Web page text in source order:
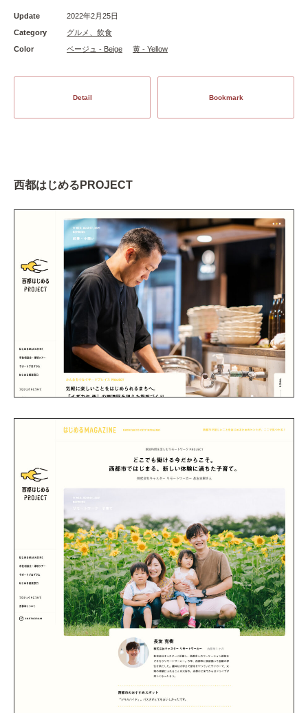
Update
2022年2月25日
Category
グルメ、飲食
Color
ベージュ - Beige 黄 - Yellow
Detail Bookmark
西都はじめるPROJECT